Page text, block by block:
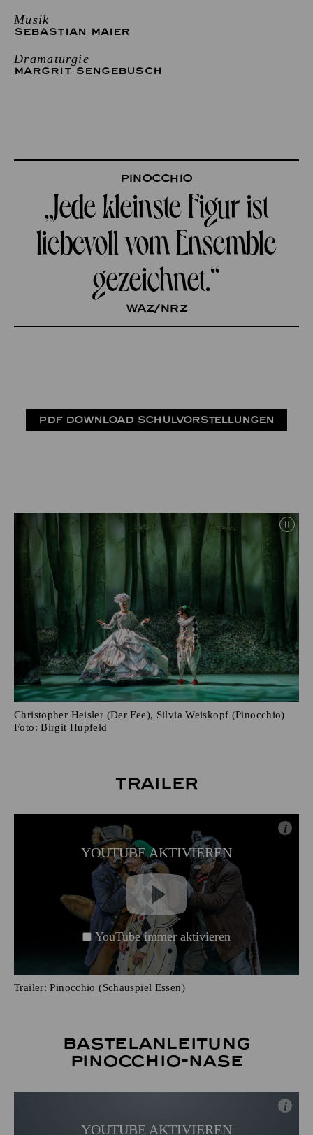
Musik
SEBASTIAN MAIER
Dramaturgie
MARGRIT SENGEBUSCH
Pinocchio
„Jede kleinste Figur ist
liebevoll vom Ensemble
gezeichnet.“
waz/Nrz
PDF DOWNLOAD SCHULVORSTELLUNGEN
Christopher Heisler (Der Fee), Silvia Weiskopf (Pinocchio)
Foto: Birgit Hupfeld
Trailer
YOUTUBE AKTIVIEREN
i
YouTube immer aktivieren
Trailer: Pinocchio (Schauspiel Essen)
Bastelanleitung
Pinocchio-Nase
YOUTUBE AKTIVIEREN
i